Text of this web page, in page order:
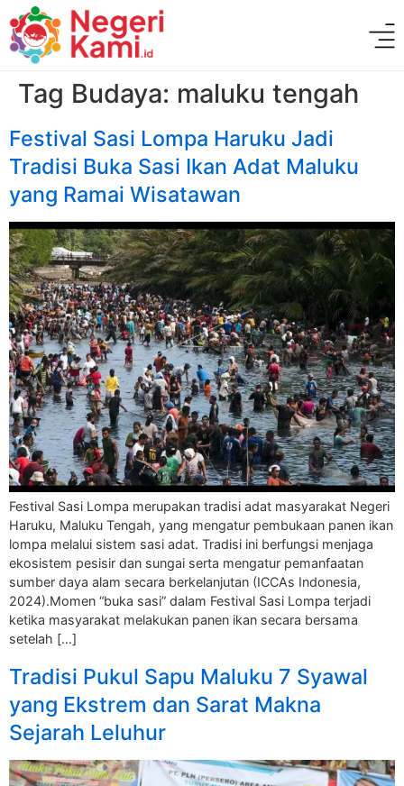
Tag Budaya: maluku tengah
Festival Sasi Lompa Haruku Jadi
Tradisi Buka Sasi Ikan Adat Maluku
yang Ramai Wisatawan
Festival Sasi Lompa merupakan tradisi adat masyarakat Negeri
Haruku, Maluku Tengah, yang mengatur pembukaan panen ikan
lompa melalui sistem sasi adat. Tradisi ini berfungsi menjaga
ekosistem pesisir dan sungai serta mengatur pemanfaatan
sumber daya alam secara berkelanjutan (ICCAs Indonesia,
2024).Momen “buka sasi” dalam Festival Sasi Lompa terjadi
ketika masyarakat melakukan panen ikan secara bersama
setelah […]
Tradisi Pukul Sapu Maluku 7 Syawal
yang Ekstrem dan Sarat Makna
Sejarah Leluhur